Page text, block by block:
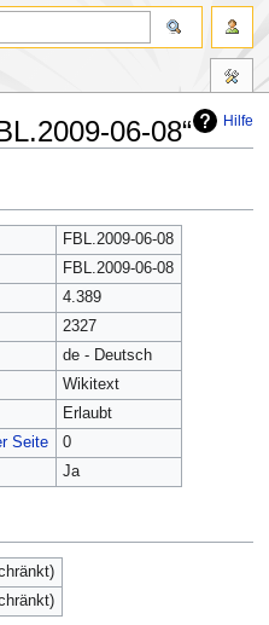
Hilfe
06-08“
FBL.2009-06-08
FBL.2009-06-08
4.389
2327
de - Deutsch
Wikitext
Erlaubt
Seite
0
Ja